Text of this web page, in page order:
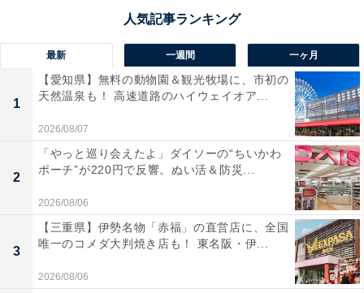
最新 一週間 一ヶ月
1
【愛知県】無料の動物園＆観光牧場に、市初の
天然温泉も！ 高速道路のハイウェイオア...
2026/08/07
2
「やっと巡り会えたよ」ダイソーの“ちいかわ
ポーチ”が220円で反響。ぬい活＆防災...
2026/08/06
3
【三重県】伊勢名物「赤福」の直営店に、全国
唯一のコメダ大判焼き店も！ 東名阪・伊...
2026/08/06